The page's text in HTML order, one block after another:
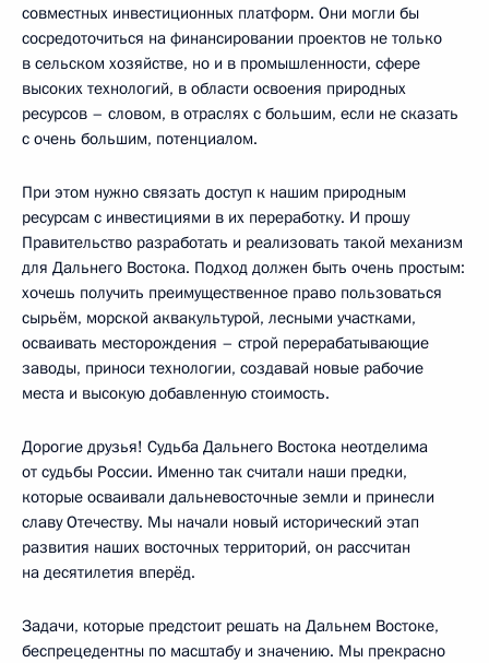
совместных инвестиционных платформ. Они могли бы
сосредоточиться на финансировании проектов не только
в сельском хозяйстве, но и в промышленности, сфере
высоких технологий, в области освоения природных
ресурсов – словом, в отраслях с большим, если не сказать
с очень большим, потенциалом.
При этом нужно связать доступ к нашим природным
ресурсам с инвестициями в их переработку. И прошу
Правительство разработать и реализовать такой механизм
для Дальнего Востока. Подход должен быть очень простым:
хочешь получить преимущественное право пользоваться
сырьём, морской аквакультурой, лесными участками,
осваивать месторождения – строй перерабатывающие
заводы, приноси технологии, создавай новые рабочие
места и высокую добавленную стоимость.
Дорогие друзья! Судьба Дальнего Востока неотделима
от судьбы России. Именно так считали наши предки,
которые осваивали дальневосточные земли и принесли
славу Отечеству. Мы начали новый исторический этап
развития наших восточных территорий, он рассчитан
на десятилетия вперёд.
Задачи, которые предстоит решать на Дальнем Востоке,
беспрецедентны по масштабу и значению. Мы прекрасно